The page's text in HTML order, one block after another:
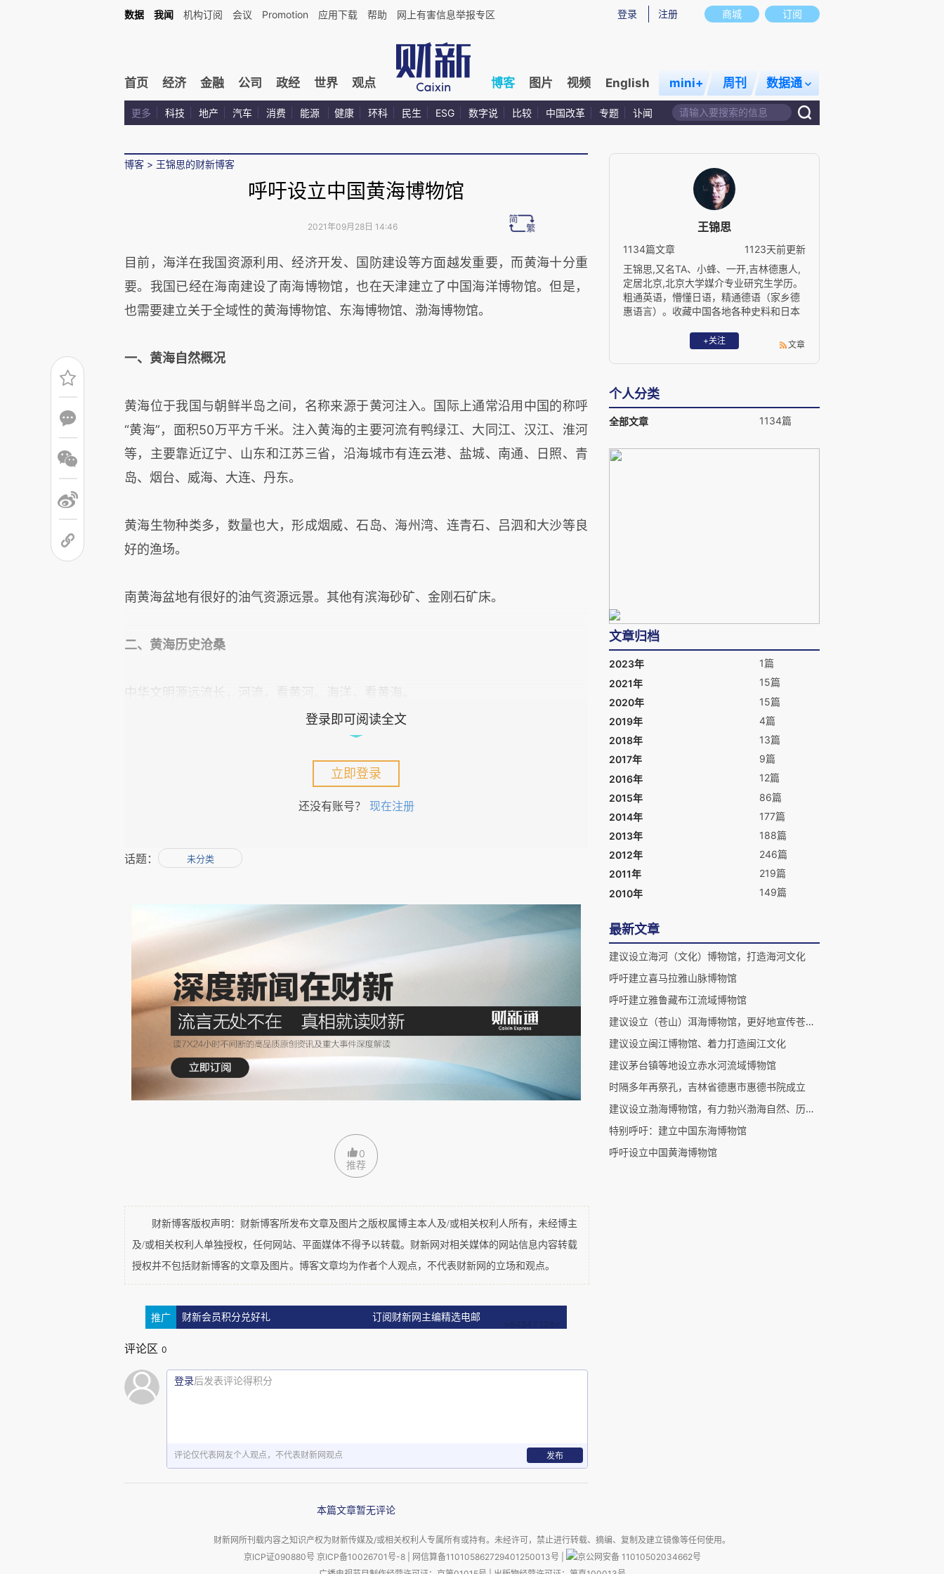
商城 订阅
登录 注册
数据 我闻 机构订阅 会议 Promotion 应用下载 帮助 网上有害信息举报专区
首页 经济 金融 公司 政经 世界 观点 博客 图片 视频 English mini+ 周刊 数据通
更多 科技 地产 汽车 消费 能源 健康 环科 民生 ESG 数字说 比较 中国改革 专题 讣闻
博客 > 王锦思的财新博客
呼吁设立中国黄海博物馆
2021年09月28日 14:46
目前，海洋在我国资源利用、经济开发、国防建设等方面越发重要，而黄海十分重
要。我国已经在海南建设了南海博物馆，也在天津建立了中国海洋博物馆。但是，
也需要建立关于全域性的黄海博物馆、东海博物馆、渤海博物馆。
一、黄海自然概况
黄海位于我国与朝鲜半岛之间，名称来源于黄河注入。国际上通常沿用中国的称呼
“黄海”，面积50万平方千米。注入黄海的主要河流有鸭绿江、大同江、汉江、淮河
等，主要靠近辽宁、山东和江苏三省，沿海城市有连云港、盐城、南通、日照、青
岛、烟台、威海、大连、丹东。
黄海生物种类多，数量也大，形成烟威、石岛、海州湾、连青石、吕泗和大沙等良
好的渔场。
南黄海盆地有很好的油气资源远景。其他有滨海砂矿、金刚石矿床。
二、黄海历史沧桑
中华文明源远流长，河流，看黄河。海洋，看黄海。
1、 徐福东渡；最早见于司马迁的《史记》，是指秦始皇时期派遣徐福被出海采仙
2、遣唐使和鉴真东渡：唐朝，日本为了学习中国文化，派出十几次遣唐使团。鉴真
结果几万人全部被消灭。
4、 鸦片战争，船坚炮利洋枪洋炮入侵，占据黄海。
5、黄海海战是中日甲午战争北洋水师失利，黄海制海权落入日本联合舰队之手，对
甲午战争的后期战局具有决定性影响。此战邓世昌彪炳史册。
6、1904年黄海海战是日俄战争中的一部份，日本舰队将突围的俄国太平洋舰队堵
了回去。
于东海的展示宣传研究也在加强。黄海博大精深，黄海文化也博大精深。这是鳇鱼
岛应该学习的。
代美学风格和中国文化元素，内容以“黄海记忆”“黄海花园”“黄海宝藏”“黄海风云”“保
1、以文物展示为主，结合历史文献资料、实物资料等，用图板、场景复原、艺术装
置、多媒体等多种展示手段，营造浓厚的海洋文化氛围，全方位、多角度展示历史
2、通过海洋生物标本、陆地生物标本、矿物与活体海洋生物等动静结合的展示内
容，全面、集中地展示黄海自然生态、生物与资源的多样性，旨在展示东海人文历
登录即可阅读全文
立即登录
还没有账号？ 现在注册
话题： 未分类
0
推荐
财新博客版权声明：财新博客所发布文章及图片之版权属博主本人及/或相关权利人所有，未经博主
及/或相关权利人单独授权，任何网站、平面媒体不得予以转载。财新网对相关媒体的网站信息内容转载
授权并不包括财新博客的文章及图片。博客文章均为作者个人观点，不代表财新网的立场和观点。
推广 财新会员积分兑好礼 订阅财新网主编精选电邮
评论区 0
登录后发表评论得积分
评论仅代表网友个人观点，不代表财新网观点 发布
本篇文章暂无评论
王锦思
1134篇文章
1123天前更新
王锦思,又名TA、小蜂、一开,吉林德惠人,
定居北京,北京大学媒介专业研究生学历。
粗通英语，懵懂日语，精通德语（家乡德
惠语言）。收藏中国各地各种史料和日本
全国鸣警报、国家级公祭英烈和死难同
胞、朝鲜半岛暨世界和平签名。 专著《日
本行,中国更行》、《超越日本》、《发现
言》。 jinsiwang@126.com
+关注 文章
个人分类
全部文章 1134篇
文章归档
2023年
1篇
2021年
15篇
2020年
15篇
2019年
4篇
2018年
13篇
2017年
9篇
2016年
12篇
2015年
86篇
2014年
177篇
2013年
188篇
2012年
246篇
2011年
219篇
2010年
149篇
最新文章
建议设立海河（文化）博物馆，打造海河文化
呼吁建立喜马拉雅山脉博物馆
呼吁建立雅鲁藏布江流域博物馆
建议设立（苍山）洱海博物馆，更好地宣传苍山洱海自然人文历史
建议设立闽江博物馆、着力打造闽江文化
建议茅台镇等地设立赤水河流域博物馆
时隔多年再祭孔，吉林省德惠市惠德书院成立
建议设立渤海博物馆，有力勃兴渤海自然、历史、文化
特别呼吁：建立中国东海博物馆
呼吁设立中国黄海博物馆
财新网所刊载内容之知识产权为财新传媒及/或相关权利人专属所有或持有。未经许可，禁止进行转载、摘编、复制及建立镜像等任何使用。
京ICP证090880号 京ICP备10026701号-8 网信算备110105862729401250013号
京公网安备 11010502034662号